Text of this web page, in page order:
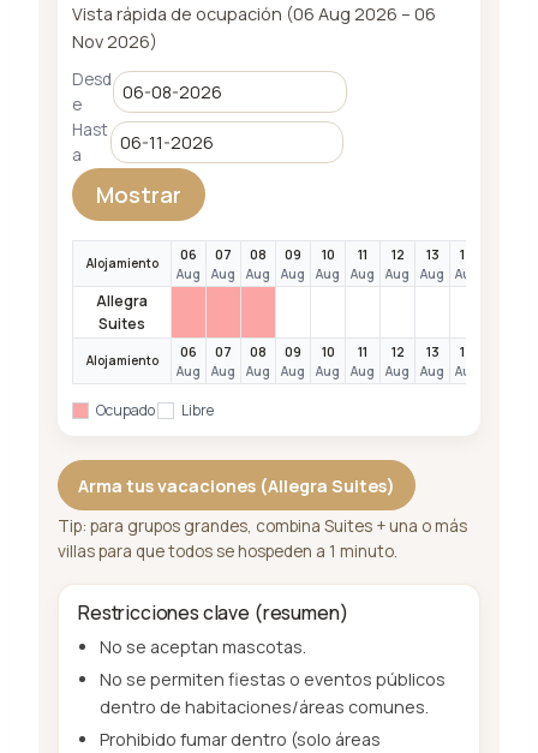
Vista rápida de ocupación (06 Aug 2026 – 06
Nov 2026)
Desd
e
Hast
a
Mostrar
Alojamiento 06
Aug
07
Aug
08
Aug
09
Aug
10
Aug
11
Aug
12
Aug
13
Aug
14
Aug
Allegra
Suites
Alojamiento 06
Aug
07
Aug
08
Aug
09
Aug
10
Aug
11
Aug
12
Aug
13
Aug
14
Aug
Ocupado Libre
Arma tus vacaciones (Allegra Suites)
Tip: para grupos grandes, combina Suites + una o más
villas para que todos se hospeden a 1 minuto.
Restricciones clave (resumen)
No se aceptan mascotas.
No se permiten fiestas o eventos públicos
dentro de habitaciones/áreas comunes.
Prohibido fumar dentro (solo áreas